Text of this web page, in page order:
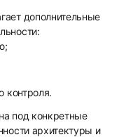
дополнительные
контроля.
под конкретные
архитектуры и